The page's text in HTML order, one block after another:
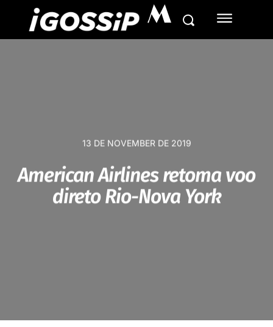
M
13 DE NOVEMBER DE 2019
American Airlines retoma voo
direto Rio-Nova York